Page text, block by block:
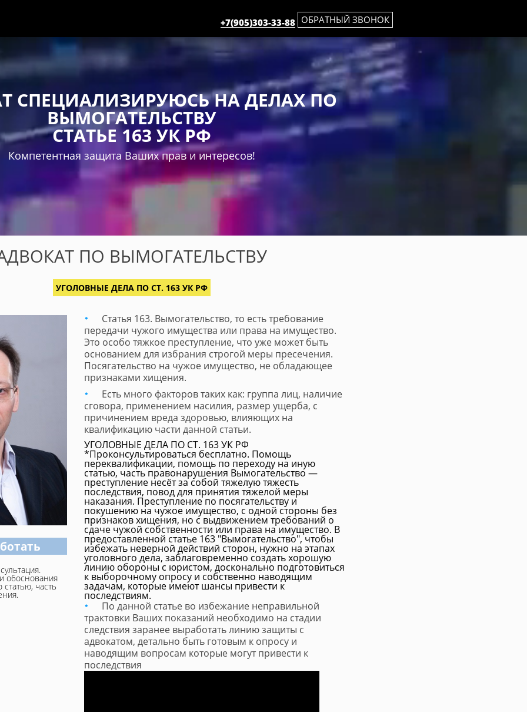
+7(905)303-33-88 ОБРАТНЫЙ ЗВОНОК
СПЕЦИАЛИЗИРУЮСЬ НА ДЕЛАХ ПО
ВЫМОГАТЕЛЬСТВУ
СТАТЬЕ 163 УК РФ
Компетентная защита Ваших прав и интересов!
АДВОКАТ ПО ВЫМОГАТЕЛЬСТВУ
УГОЛОВНЫЕ ДЕЛА ПО СТ. 163 УК РФ
обоснования
часть
Статья 163. Вымогательство, то есть требование
передачи чужого имущества или права на имущество.
Это особо тяжкое преступление, что уже может быть
основанием для избрания строгой меры пресечения.
Посягательство на чужое имущество, не обладающее
признаками хищения.
Есть много факторов таких как: группа лиц, наличие
сговора, применением насилия, размер ущерба, с
причинением вреда здоровью, влияющих на
квалификацию части данной статьи.
УГОЛОВНЫЕ ДЕЛА ПО СТ. 163 УК РФ
*Проконсультироваться бесплатно. Помощь
переквалификации, помощь по переходу на иную
статью, часть правонарушения Вымогательство —
преступление несёт за собой тяжелую тяжесть
последствия, повод для принятия тяжелой меры
наказания. Преступление по посягательству и
покушению на чужое имущество, с одной стороны без
признаков хищения, но с выдвижением требований о
сдаче чужой собственности или права на имущество. В
предоставленной статье 163 "Вымогательство", чтобы
избежать неверной действий сторон, нужно на этапах
уголовного дела, заблаговременно создать хорошую
линию обороны с юристом, досконально подготовиться
к выборочному опросу и собственно наводящим
задачам, которые имеют шансы привести к
последствиям.
По данной статье во избежание неправильной
трактовки Ваших показаний необходимо на стадии
следствия заранее выработать линию защиты с
адвокатом, детально быть готовым к опросу и
наводящим вопросам которые могут привести к
последствия